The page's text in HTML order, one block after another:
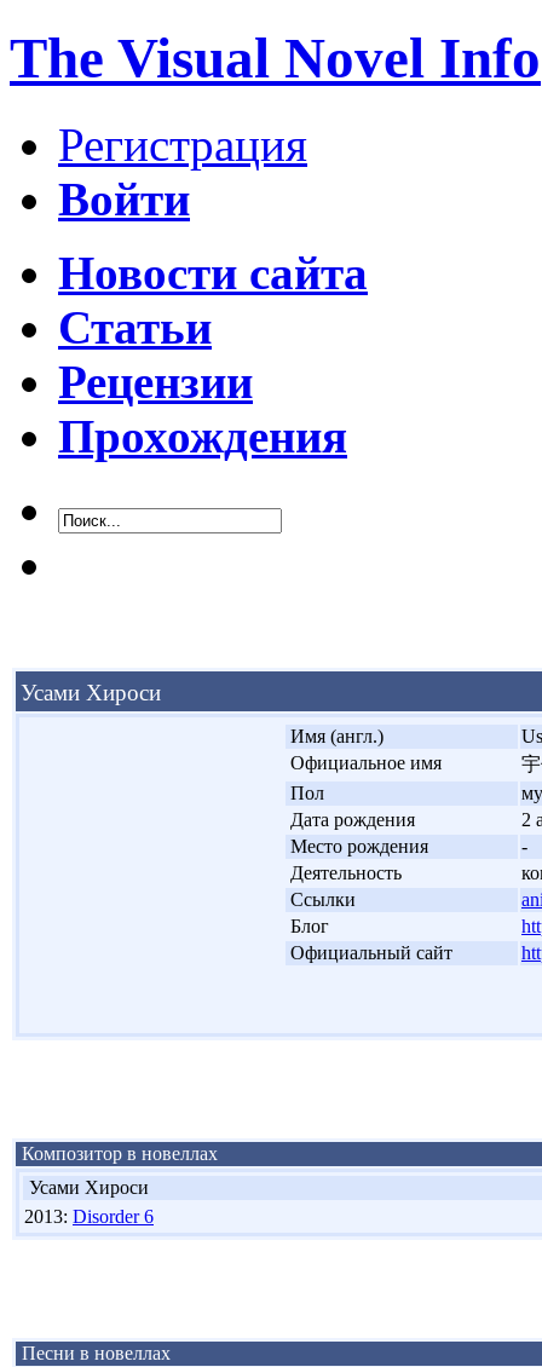
The Visual Novel Info
Регистрация
Войти
Новости сайта
Статьи
Рецензии
Прохождения
Усами Хироси
Имя (англ.)
Официальное имя
Пол
Дата рождения
2
Место рождения
-
Деятельность
Ссылки
Блог
Официальный сайт
Композитор в новеллах
Усами Хироси
2013: Disorder 6
Песни в новеллах